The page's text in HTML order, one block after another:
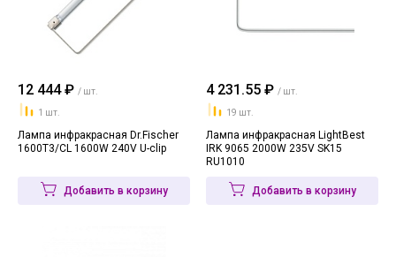
12 444 ₽ / шт.
1 шт.
Лампа инфракрасная Dr.Fischer
1600T3/CL 1600W 240V U-clip
Добавить в корзину
4 231.55 ₽ / шт.
19 шт.
Лампа инфракрасная LightBest
IRK 9065 2000W 235V SK15
RU1010
Добавить в корзину